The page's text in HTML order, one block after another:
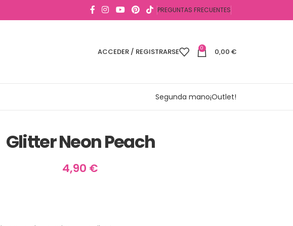
PREGUNTAS FRECUENTES
ACCEDER / REGISTRARSE 0 0,00 €
Segunda mano¡Outlet!
Glitter Neon Peach
4,90 €